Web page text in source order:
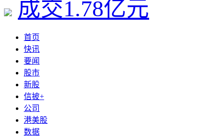
首页
快讯
要闻
股市
新股
信披+
公司
港美股
数据